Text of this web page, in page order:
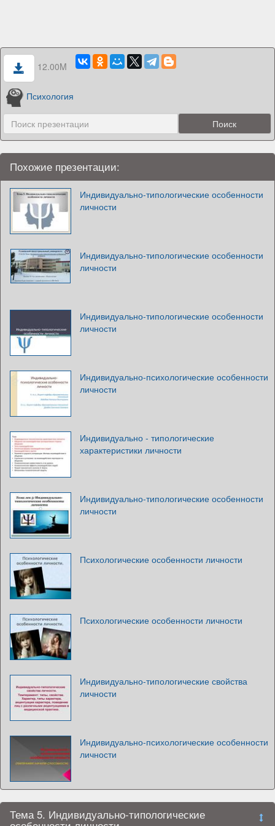
12.00M
Психология
Похожие презентации:
Индивидуально-типологические особенности
личности
Индивидуально-типологические особенности
личности
Индивидуально-типологические особенности
личности
Индивидуально-психологические особенности
личности
Индивидуально - типологические
характеристики личности
Индивидуально-типологические особенности
личности
Психологические особенности личности
Психологические особенности личности
Индивидуально-типологические свойства
личности
Индивидуально-психологические особенности
личности
Тема 5. Индивидуально-типологические